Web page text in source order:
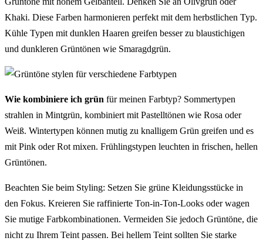
Khaki. Diese Farben harmonieren perfekt mit dem herbstlichen Typ.
Kühle Typen mit dunklen Haaren greifen besser zu blaustichigen
und dunkleren Grüntönen wie Smaragdgrün.
Wie kombiniere ich grün für meinen Farbtyp? Sommertypen
strahlen in Mintgrün, kombiniert mit Pastelltönen wie Rosa oder
Weiß. Wintertypen können mutig zu knalligem Grün greifen und es
mit Pink oder Rot mixen. Frühlingstypen leuchten in frischen, hellen
Grüntönen.
Beachten Sie beim Styling: Setzen Sie grüne Kleidungsstücke in
den Fokus. Kreieren Sie raffinierte Ton-in-Ton-Looks oder wagen
Sie mutige Farbkombinationen. Vermeiden Sie jedoch Grüntöne, die
nicht zu Ihrem Teint passen. Bei hellem Teint sollten Sie starke